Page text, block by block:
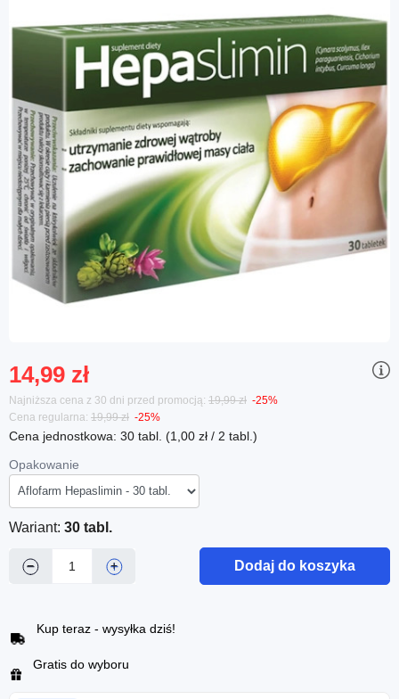
14,99 zł
Najniższa cena z 30 dni przed promocją: 19,99 zł -25%
Cena regularna: 19,99 zł -25%
Cena jednostkowa: 30 tabl. (1,00 zł / 2 tabl.)
Opakowanie
Wariant: 30 tabl.
− + Dodaj do koszyka
Kup teraz - wysyłka dziś!
Gratis do wyboru